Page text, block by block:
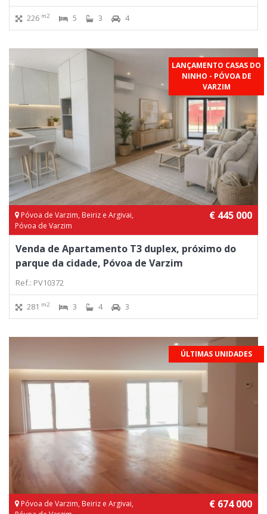
226 m2 5 3 4
LANÇAMENTO CASAS DO
NINHO - PÓVOA DE
VARZIM
Póvoa de Varzim, Beiriz e Argivai,
Póvoa de Varzim
€ 445 000
Venda de Apartamento T3 duplex, próximo do
parque da cidade, Póvoa de Varzim
Ref.: PV10372
281 m2 3 4 3
ÚLTIMAS UNIDADES
Póvoa de Varzim, Beiriz e Argivai,
€ 674 000